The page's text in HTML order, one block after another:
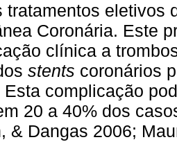
tratamentos eletivos
Coronária. Este
clínica a
stents coronários
Esta complicação
20 a 40% dos
& Dangas 2006;